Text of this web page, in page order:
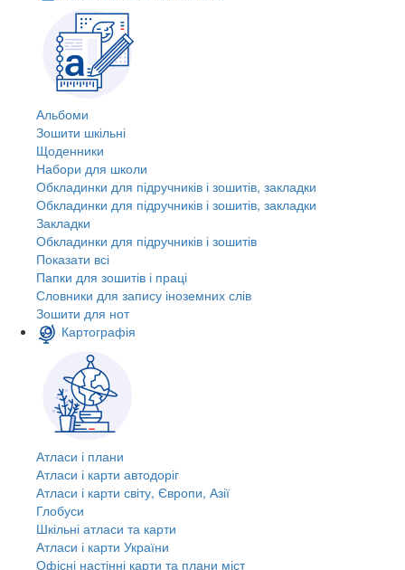
Альбоми
Зошити шкільні
Щоденники
Набори для школи
Обкладинки для підручників і зошитів, закладки
Обкладинки для підручників і зошитів, закладки
Закладки
Обкладинки для підручників і зошитів
Показати всі
Папки для зошитів і праці
Словники для запису іноземних слів
Зошити для нот
Картографія
Атласи і плани
Атласи і карти автодоріг
Атласи і карти світу, Європи, Азії
Глобуси
Шкільні атласи та карти
Атласи і карти України
Офісні настінні карти та плани міст